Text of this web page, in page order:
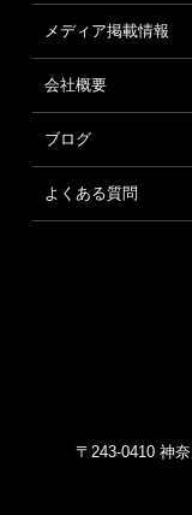
メディア掲載情報
会社概要
ブログ
よくある質問
〒243-0410 神